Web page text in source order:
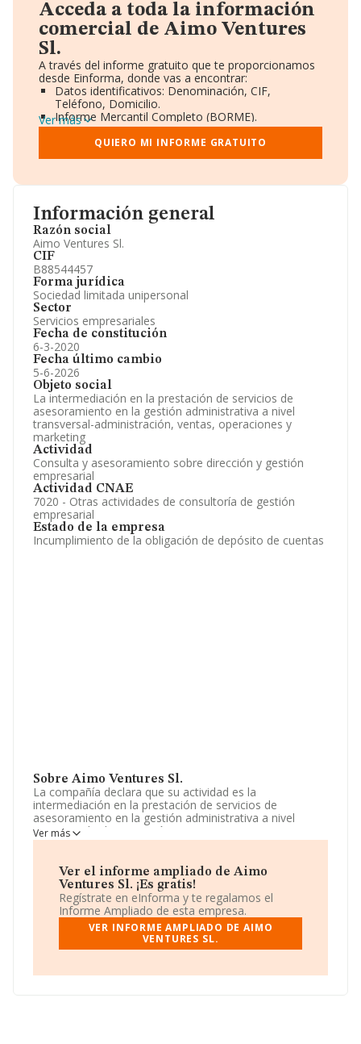
Información general
Razón social
Aimo Ventures Sl.
CIF
B88544457
Forma jurídica
Sociedad limitada unipersonal
Sector
Servicios empresariales
Fecha de constitución
6-3-2020
Fecha último cambio
5-6-2026
Objeto social
La intermediación en la prestación de servicios de
asesoramiento en la gestión administrativa a nivel
transversal-administración, ventas, operaciones y
marketing
Actividad
Consulta y asesoramiento sobre dirección y gestión
empresarial
Actividad CNAE
7020 - Otras actividades de consultoría de gestión
empresarial
Estado de la empresa
Incumplimiento de la obligación de depósito de cuentas
Sobre Aimo Ventures Sl.
La compañía declara que su actividad es la
intermediación en la prestación de servicios de
asesoramiento en la gestión administrativa a nivel
transversal-administración, ventas, operaciones y
marketing. La sociedad está registrada como Sociedad
7020. La empresa no tiene actividad en mercados
exteriores.
La sociedadAimo Ventures S.L, B88544457, se
encuentra en Calle Campo De La Estrella núm. 7 Ptl L
Piso 2 B, (28050), Madrid, Madrid.
sobre 72.271 compañías, la facturación en el ámbito
Ver más
Ver el informe ampliado de Aimo
Ventures Sl. ¡Es gratis!
Regístrate en eInforma y te regalamos el
Informe Ampliado de esta empresa.
VER INFORME AMPLIADO DE AIMO
VENTURES SL.
Acceda a toda la información
comercial de Aimo Ventures
Sl.
A través del informe gratuito que te proporcionamos
desde Einforma, donde vas a encontrar:
Datos identificativos: Denominación, CIF,
Teléfono, Domicilio.
Informe Mercantil Completo (BORME).
Gráficos de Evolución Ventas y Empleados.
Consejo de Administración y Administradores.
Directivos y Ejecutivos.
Información oficial y registral complementaria.
Ver más
QUIERO MI INFORME GRATUITO